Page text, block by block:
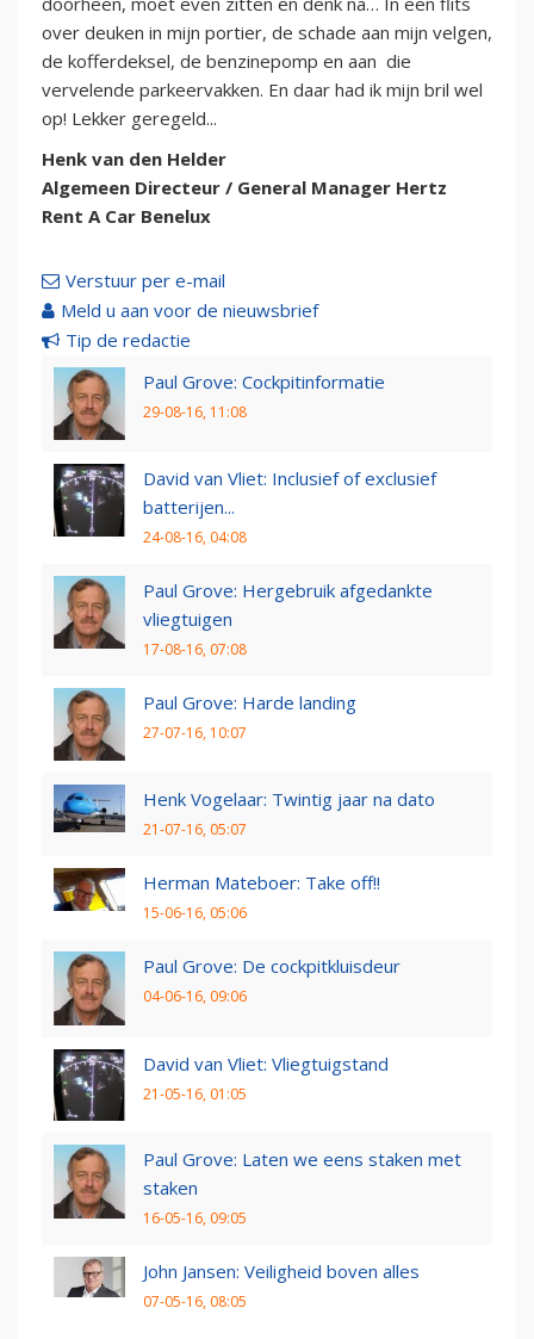
over deuken in mijn portier, de schade aan mijn velgen,
de kofferdeksel, de benzinepomp en aan die
vervelende parkeervakken. En daar had ik mijn bril wel
op! Lekker geregeld...
Henk van den Helder
Algemeen Directeur / General Manager Hertz
Rent A Car Benelux
Verstuur per e-mail
Meld u aan voor de nieuwsbrief
Tip de redactie
Paul Grove: Cockpitinformatie
29-08-16, 11:08
David van Vliet: Inclusief of exclusief
batterijen...
24-08-16, 04:08
Paul Grove: Hergebruik afgedankte
vliegtuigen
17-08-16, 07:08
Paul Grove: Harde landing
27-07-16, 10:07
Henk Vogelaar: Twintig jaar na dato
21-07-16, 05:07
Herman Mateboer: Take off!!
15-06-16, 05:06
Paul Grove: De cockpitkluisdeur
04-06-16, 09:06
David van Vliet: Vliegtuigstand
21-05-16, 01:05
Paul Grove: Laten we eens staken met
staken
16-05-16, 09:05
John Jansen: Veiligheid boven alles
07-05-16, 08:05